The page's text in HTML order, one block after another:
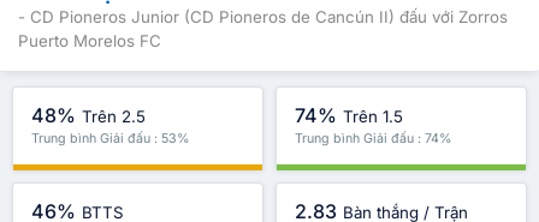
- CD Pioneros Junior (CD Pioneros de Cancún II) đấu với Zorros
Puerto Morelos FC
48% Trên 2.5
Trung bình Giải đấu : 53%
74% Trên 1.5
Trung bình Giải đấu : 74%
46% BTTS 2.83 Bàn thắng / Trận